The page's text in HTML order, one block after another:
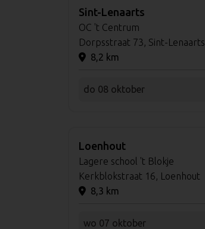
Sint-Lenaarts
OC 't Centrum
Dorpsstraat 73, Sint-Lenaarts
8,2 km
do 08 oktober
Loenhout
Lagere school 't Blokje
Kerkblokstraat 16, Loenhout
8,3 km
wo 07 oktober